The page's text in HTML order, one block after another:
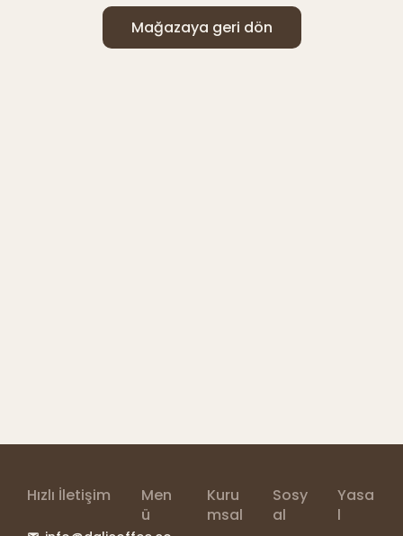
Mağazaya geri dön
Hızlı İletişim
Men
ü
Kuru
msal
Sosy
al
Yasa
l